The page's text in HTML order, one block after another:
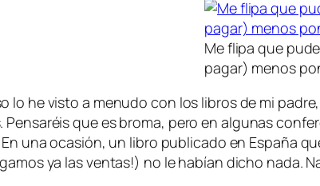
Me flipa que
pagar) menos
lo he visto a menudo con los libros de mi
que es broma, pero en algunas
una ocasión, un libro publicado en España
ya las ventas!) no le habían dicho nada.